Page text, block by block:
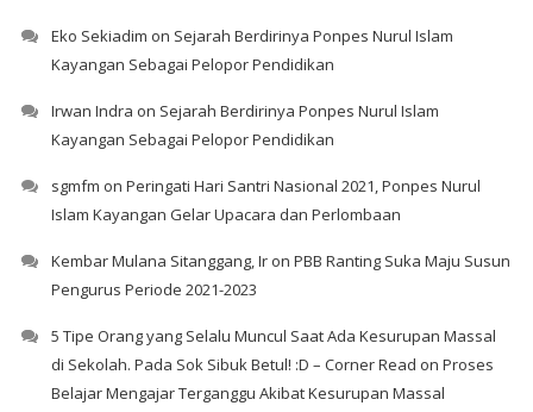
Eko Sekiadim on Sejarah Berdirinya Ponpes Nurul Islam
Kayangan Sebagai Pelopor Pendidikan
Irwan Indra on Sejarah Berdirinya Ponpes Nurul Islam
Kayangan Sebagai Pelopor Pendidikan
sgmfm on Peringati Hari Santri Nasional 2021, Ponpes Nurul
Islam Kayangan Gelar Upacara dan Perlombaan
Kembar Mulana Sitanggang, Iron PBB Ranting Suka Maju Susun
Pengurus Periode 2021-2023
5 Tipe Orang yang Selalu Muncul Saat Ada Kesurupan Massal
di Sekolah. Pada Sok Sibuk Betul! :D – Corner Read on Proses
Belajar Mengajar Terganggu Akibat Kesurupan Massal